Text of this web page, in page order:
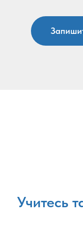
Учитесь